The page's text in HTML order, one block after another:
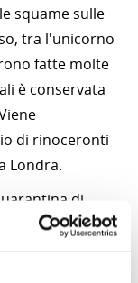
squame sulle
tra l'unicorno
fatte molte
è conservata
di rinoceronti
Londra.
di
fra i soggetti